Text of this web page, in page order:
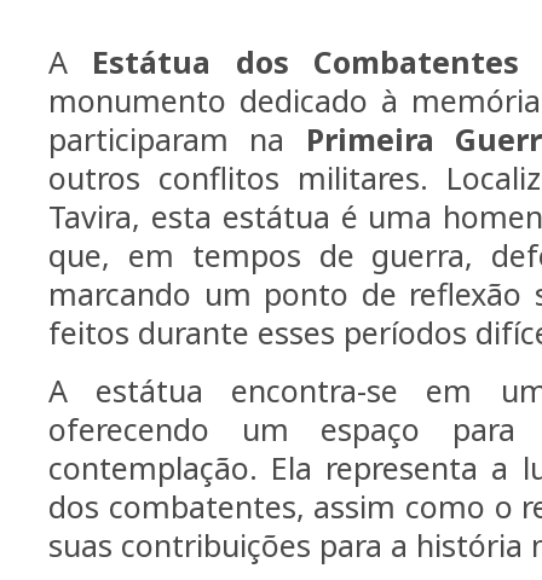
A Estátua dos Combatentes
monumento dedicado à
participaram na Primeira
outros conflitos militares.
Tavira, esta estátua é uma
que, em tempos de guerra,
marcando um ponto de reflexão
feitos durante esses períodos
A estátua encontra-se em
oferecendo um espaço
contemplação. Ela representa a
dos combatentes, assim como o
suas contribuições para a história